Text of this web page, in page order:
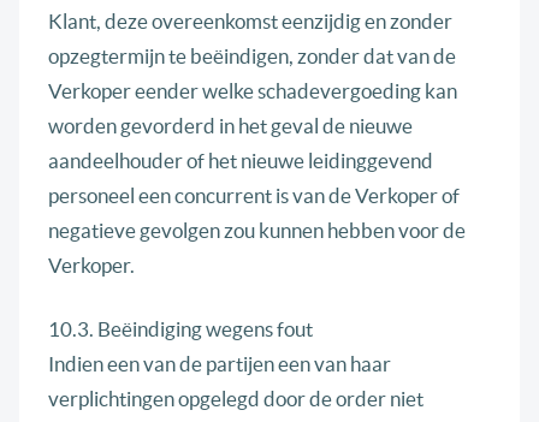
Klant, deze overeenkomst eenzijdig en zonder
opzegtermijn te beëindigen, zonder dat van de
Verkoper eender welke schadevergoeding kan
worden gevorderd in het geval de nieuwe
aandeelhouder of het nieuwe leidinggevend
personeel een concurrent is van de Verkoper of
negatieve gevolgen zou kunnen hebben voor de
Verkoper.
10.3. Beëindiging wegens fout
Indien een van de partijen een van haar
verplichtingen opgelegd door de order niet